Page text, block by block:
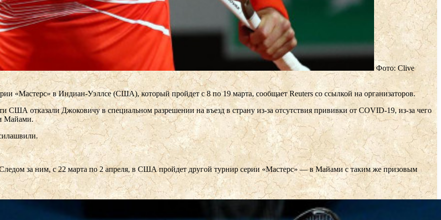
Фото: Clive
«Мастерс» в Индиан-Уэллсе (США), который пройдет с 8 по 19 марта, сообщает Reuters со ссылкой на организаторов.
США отказали Джоковичу в специальном разрешении на въезд в страну из-за отсутствия прививки от COVID-19, из-за чего
Майами.
за ним, с 22 марта по 2 апреля, в США пройдет другой турнир серии «Мастерс» — в Майами с таким же призовым